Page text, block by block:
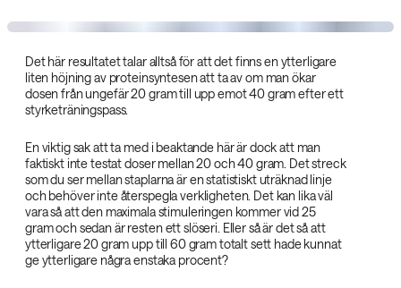
Det här resultatet talar alltså för att det finns en ytterligare
liten höjning av proteinsyntesen att ta av om man ökar
dosen från ungefär 20 gram till upp emot 40 gram efter ett
styrketräningspass.
En viktig sak att ta med i beaktande här är dock att man
faktiskt inte testat doser mellan 20 och 40 gram. Det streck
som du ser mellan staplarna är en statistiskt uträknad linje
och behöver inte återspegla verkligheten. Det kan lika väl
vara så att den maximala stimuleringen kommer vid 25
gram och sedan är resten ett slöseri. Eller så är det så att
ytterligare 20 gram upp till 60 gram totalt sett hade kunnat
ge ytterligare några enstaka procent?